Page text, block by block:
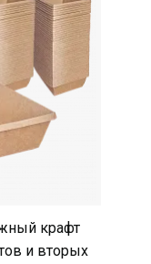
крафт
и вторых